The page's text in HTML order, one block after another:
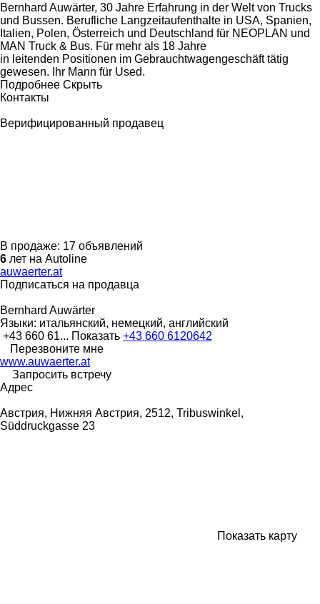
Bernhard Auwärter, 30 Jahre Erfahrung in der Welt von Trucks
und Bussen. Berufliche Langzeitaufenthalte in USA, Spanien,
Italien, Polen, Österreich und Deutschland für NEOPLAN und
MAN Truck & Bus. Für mehr als 18 Jahre
in leitenden Positionen im Gebrauchtwagengeschäft tätig
gewesen. Ihr Mann für Used.
Подробнее Скрыть
Контакты
Верифицированный продавец
В продаже: 17 объявлений
6 лет на Autoline
auwaerter.at
Подписаться на продавца
Bernhard Auwärter
Языки: итальянский, немецкий, английский
+43 660 61... Показать +43 660 6120642
Перезвоните мне
www.auwaerter.at
Запросить встречу
Адрес
Австрия, Нижняя Австрия, 2512, Tribuswinkel,
Süddruckgasse 23
Показать карту